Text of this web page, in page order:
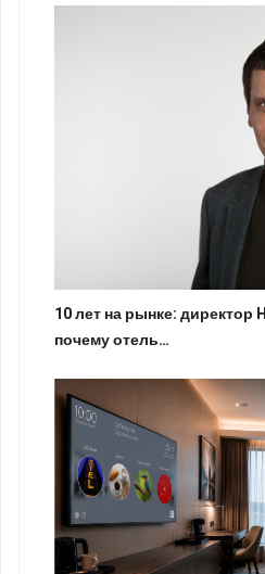
10 лет на рынке: директор
почему отель…